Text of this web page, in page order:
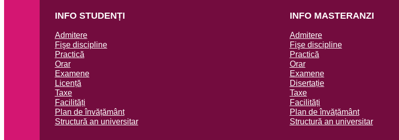
INFO STUDENȚI
Admitere
Fişe discipline
Practică
Orar
Examene
Licență
Taxe
Facilități
Plan de învățământ
Structură an universitar
INFO MASTERANZI
Admitere
Fişe discipline
Practică
Orar
Examene
Disertație
Taxe
Facilități
Plan de învățământ
Structură an universitar